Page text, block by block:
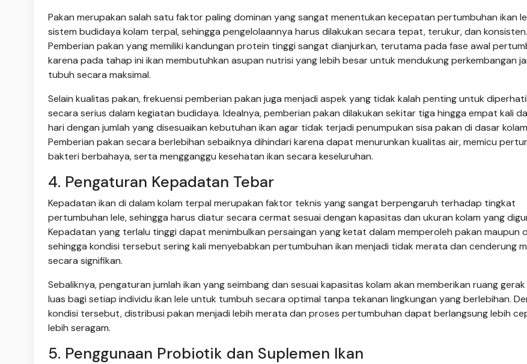
Pakan merupakan salah satu faktor paling dominan yang sangat menentukan kecepatan pertumbuhan ikan
sistem budidaya kolam terpal, sehingga pengelolaannya harus dilakukan secara tepat, terukur, dan konsisten.
Pemberian pakan yang memiliki kandungan protein tinggi sangat dianjurkan, terutama pada fase awal
karena pada tahap ini ikan membutuhkan asupan nutrisi yang lebih besar untuk mendukung perkembangan
tubuh secara maksimal.
Selain kualitas pakan, frekuensi pemberian pakan juga menjadi aspek yang tidak kalah penting untuk
secara serius dalam kegiatan budidaya. Idealnya, pemberian pakan dilakukan sekitar tiga hingga empat kali
hari dengan jumlah yang disesuaikan kebutuhan ikan agar tidak terjadi penumpukan sisa pakan di dasar
Pemberian pakan secara berlebihan sebaiknya dihindari karena dapat menurunkan kualitas air, memicu
bakteri berbahaya, serta mengganggu kesehatan ikan secara keseluruhan.
4. Pengaturan Kepadatan Tebar
Kepadatan ikan di dalam kolam terpal merupakan faktor teknis yang sangat berpengaruh terhadap tingkat
pertumbuhan lele, sehingga harus diatur secara cermat sesuai dengan kapasitas dan ukuran kolam yang
Kepadatan yang terlalu tinggi dapat menimbulkan persaingan yang ketat dalam memperoleh pakan maupun
sehingga kondisi tersebut sering kali menyebabkan pertumbuhan ikan menjadi tidak merata dan cenderung
secara signifikan.
Sebaliknya, pengaturan jumlah ikan yang seimbang dan sesuai kapasitas kolam akan memberikan ruang
luas bagi setiap individu ikan lele untuk tumbuh secara optimal tanpa tekanan lingkungan yang berlebihan.
kondisi tersebut, distribusi pakan menjadi lebih merata dan proses pertumbuhan dapat berlangsung lebih
lebih seragam.
5. Penggunaan Probiotik dan Suplemen Ikan